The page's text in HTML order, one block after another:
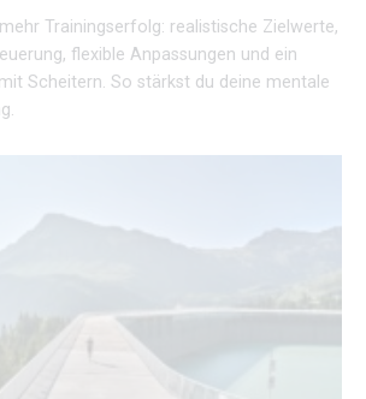
Trainingserfolg: realistische Zielwerte,
flexible Anpassungen und ein
Scheitern. So stärkst du deine mentale